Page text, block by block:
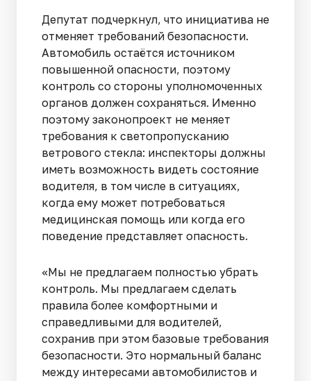
Депутат подчеркнул, что инициатива не
отменяет требований безопасности.
Автомобиль остаётся источником
повышенной опасности, поэтому
контроль со стороны уполномоченных
органов должен сохраняться. Именно
поэтому законопроект не меняет
требования к светопропусканию
ветрового стекла: инспекторы должны
иметь возможность видеть состояние
водителя, в том числе в ситуациях,
когда ему может потребоваться
медицинская помощь или когда его
поведение представляет опасность.
«Мы не предлагаем полностью убрать
контроль. Мы предлагаем сделать
правила более комфортными и
справедливыми для водителей,
сохранив при этом базовые требования
безопасности. Это нормальный баланс
между интересами автомобилистов и